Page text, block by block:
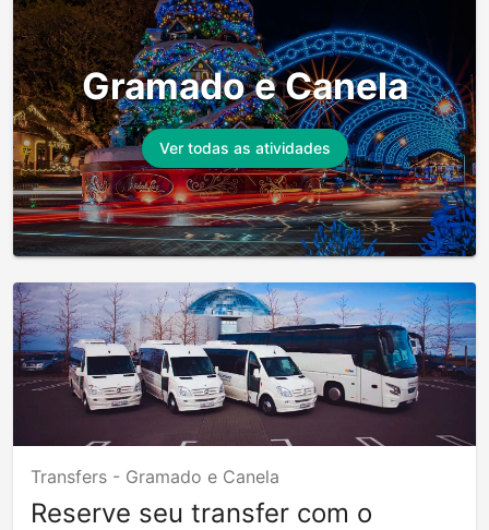
Gramado e Canela
Ver todas as atividades
Transfers - Gramado e Canela
Reserve seu transfer com o